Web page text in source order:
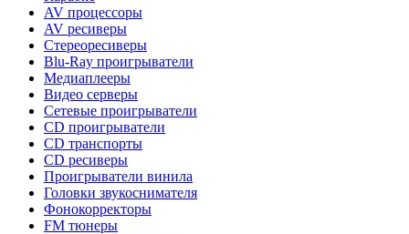
AV процессоры
AV ресиверы
Стереоресиверы
Blu-Ray проигрыватели
Медиаплееры
Видео серверы
Сетевые проигрыватели
CD проигрыватели
CD транспорты
CD ресиверы
Проигрыватели винила
Головки звукоснимателя
Фонокорректоры
FM тюнеры